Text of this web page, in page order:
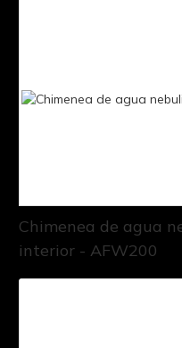
Chimenea de agua
interior - AFW200